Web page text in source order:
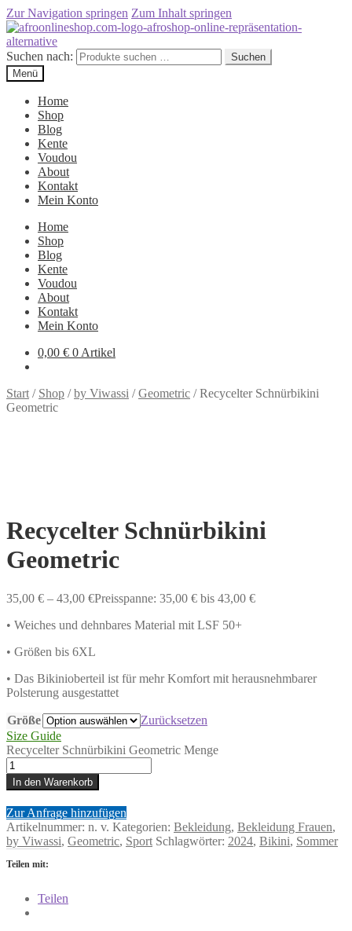
Zur Navigation springen Zum Inhalt springen
Suchen nach:
Suchen
Menü
Home
Shop
Blog
Kente
Voudou
About
Kontakt
Mein Konto
Home
Shop
Blog
Kente
Voudou
About
Kontakt
Mein Konto
0,00 € 0 Artikel
Start / Shop /by Viwassi /Geometric /Recycelter Schnürbikini
Geometric
Recycelter Schnürbikini
Geometric
35,00 € – 43,00 €Preisspanne: 35,00 € bis 43,00 €
• Weiches und dehnbares Material mit LSF 50+
• Größen bis 6XL
• Das Bikinioberteil ist für mehr Komfort mit herausnehmbarer
Polsterung ausgestattet
Größe
Zurücksetzen
Size Guide
Recycelter Schnürbikini Geometric Menge
In den Warenkorb
Zur Anfrage hinzufügen
Artikelnummer: n. v. Kategorien: Bekleidung, Bekleidung Frauen,
by Viwassi, Geometric, Sport Schlagwörter: 2024, Bikini, Sommer
Teilen mit:
Teilen